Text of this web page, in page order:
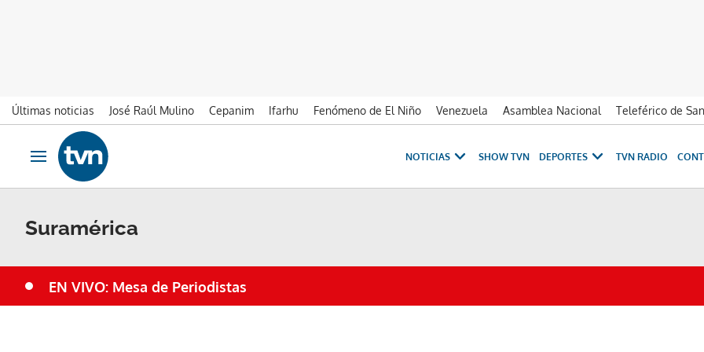
Últimas noticias José Raúl Mulino Cepanim Ifarhu Fenómeno de El Niño Venezuela Asamblea Nacional Teleférico de
Ir al contenido
Obrir navegació
NOTICIAS SHOW TVN DEPORTES TVN RADIO
Suramérica
EN VIVO: Mesa de Periodistas